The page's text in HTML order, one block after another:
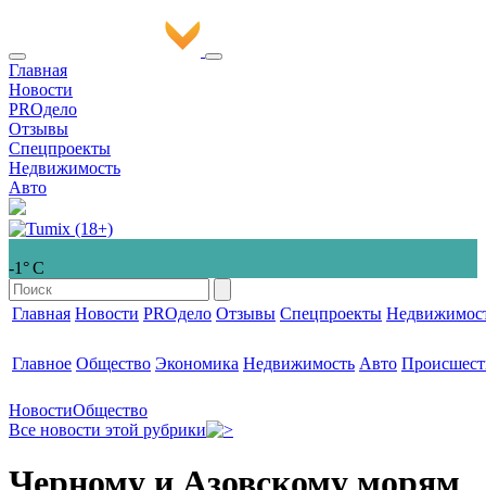
Главная
Новости
PROдело
Отзывы
Спецпроекты
Недвижимость
Авто
-1° С
Главная Новости PROдело Отзывы Спецпроекты
Главное Общество Экономика Недвижимость Авто
НовостиОбщество
Все новости этой рубрики